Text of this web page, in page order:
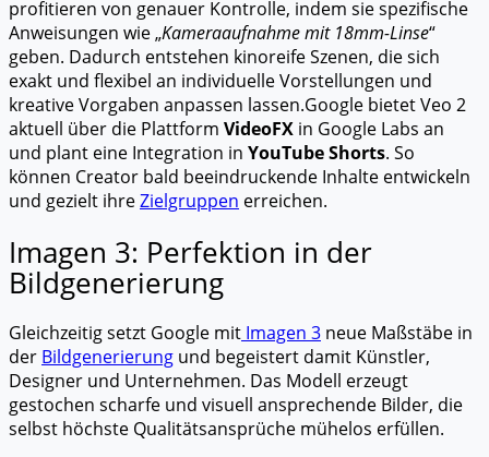
profitieren von genauer Kontrolle, indem sie spezifische
Anweisungen wie „Kameraaufnahme mit 18mm-Linse“
geben. Dadurch entstehen kinoreife Szenen, die sich
exakt und flexibel an individuelle Vorstellungen und
kreative Vorgaben anpassen lassen.Google bietet Veo 2
aktuell über die Plattform VideoFX in Google Labs an
und plant eine Integration in YouTube Shorts. So
können Creator bald beeindruckende Inhalte entwickeln
und gezielt ihreZielgruppen erreichen.
Imagen 3: Perfektion in der
Bildgenerierung
Gleichzeitig setzt Google mit Imagen 3 neue Maßstäbe in
der Bildgenerierung und begeistert damit Künstler,
Designer und Unternehmen. Das Modell erzeugt
gestochen scharfe und visuell ansprechende Bilder, die
selbst höchste Qualitätsansprüche mühelos erfüllen.